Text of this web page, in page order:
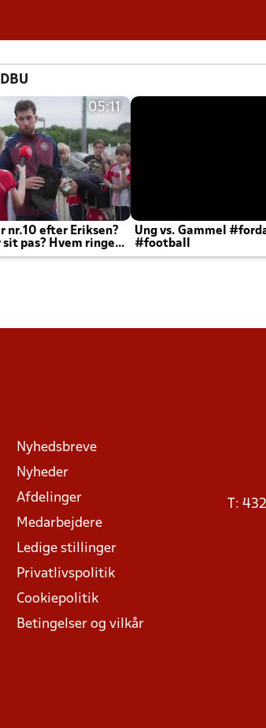
05:11
nr.10 efter Eriksen?
sit pas? Hvem ringer
efter kampe?
Ung vs. Gammel
#football
Nyhedsbreve
Nyheder
Afdelinger
Medarbejdere
Ledige stillinger
Privatlivspolitik
Cookiepolitik
Betingelser og vilkår
T: